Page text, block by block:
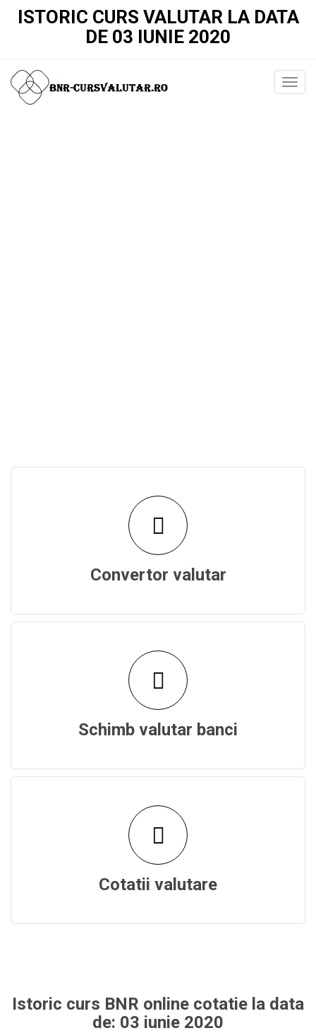
ISTORIC CURS VALUTAR LA DATA
DE 03 IUNIE 2020
Convertor valutar
Schimb valutar banci
Cotatii valutare
Istoric curs BNR online cotatie la data
de: 03 iunie 2020